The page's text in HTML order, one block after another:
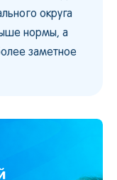
округа
нормы, а
заметное